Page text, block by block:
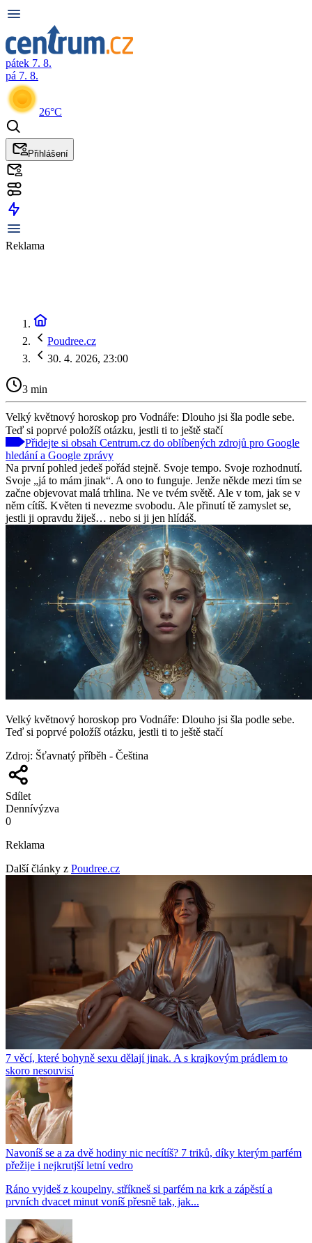
pátek 7. 8.
pá 7. 8.
26°C
Přihlášení
Reklama
Poudree.cz
30. 4. 2026, 23:00
3 min
Velký květnový horoskop pro Vodnáře: Dlouho jsi šla podle sebe.
Teď si poprvé položíš otázku, jestli ti to ještě stačí
Přidejte si obsah Centrum.cz do oblíbených zdrojů pro Google
hledání a Google zprávy
Na první pohled jedeš pořád stejně. Svoje tempo. Svoje rozhodnutí.
Svoje „já to mám jinak“. A ono to funguje. Jenže někde mezi tím se
začne objevovat malá trhlina. Ne ve tvém světě. Ale v tom, jak se v
něm cítíš. Květen ti nevezme svobodu. Ale přinutí tě zamyslet se,
jestli ji opravdu žiješ… nebo si ji jen hlídáš.
Velký květnový horoskop pro Vodnáře: Dlouho jsi šla podle sebe.
Teď si poprvé položíš otázku, jestli ti to ještě stačí
Zdroj: Šťavnatý příběh - Čeština
Sdílet
Dennívýzva
0
Reklama
Další články z Poudree.cz
7 věcí, které bohyně sexu dělají jinak. A s krajkovým prádlem to
skoro nesouvisí
Navoníš se a za dvě hodiny nic necítíš? 7 triků, díky kterým parfém
přežije i nejkrutjší letní vedro
Ráno vyjdeš z koupelny, stříkneš si parfém na krk a zápěstí a
prvních dvacet minut voníš přesně tak, jak...